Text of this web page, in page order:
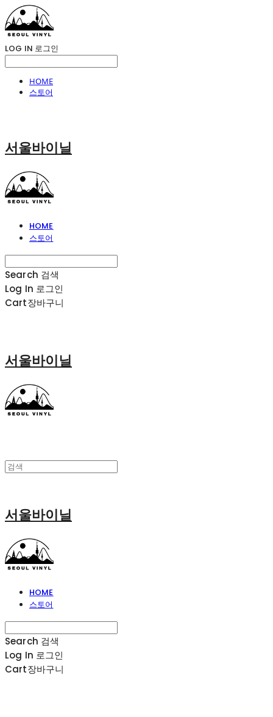
LOG IN 로그인
HOME
스토어
서울바이닐
HOME
스토어
Search 검색
Log In 로그인
Cart장바구니
서울바이닐
서울바이닐
HOME
스토어
Search 검색
Log In 로그인
Cart장바구니